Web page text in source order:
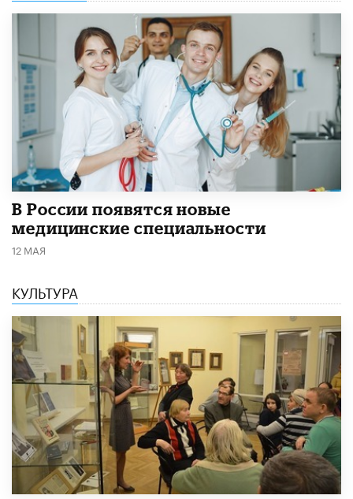
В России появятся новые
медицинские специальности
12 МАЯ
КУЛЬТУРА